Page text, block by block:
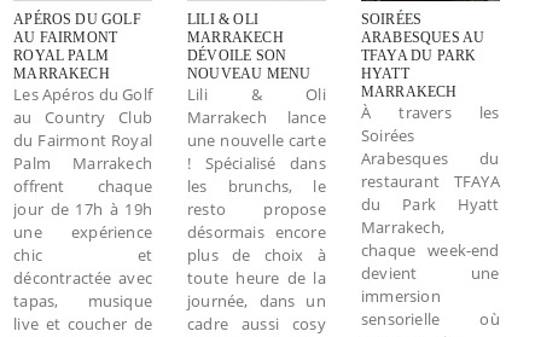
APÉROS DU GOLF
AU FAIRMONT
ROYAL PALM
MARRAKECH
Les Apéros du Golf
au Country Club
du Fairmont Royal
Palm Marrakech
offrent chaque
jour de 17h à 19h
une expérience
chic et
décontractée avec
tapas, musique
live et coucher de
LILI & OLI
MARRAKECH
DÉVOILE SON
NOUVEAU MENU
Lili & Oli
Marrakech lance
une nouvelle carte
! Spécialisé dans
les brunchs, le
resto propose
désormais encore
plus de choix à
toute heure de la
journée, dans un
cadre aussi cosy
SOIRÉES
ARABESQUES AU
TFAYA DU PARK
HYATT
MARRAKECH
À travers les
Soirées
Arabesques du
restaurant TFAYA
du Park Hyatt
Marrakech,
chaque week-end
devient une
immersion
sensorielle où